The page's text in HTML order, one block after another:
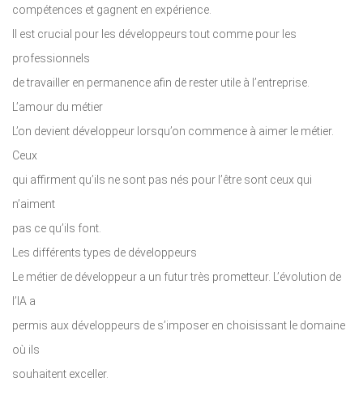
compétences et gagnent en expérience.
Il est crucial pour les développeurs tout comme pour les
professionnels
de travailler en permanence afin de rester utile à l’entreprise.
L’amour du métier
L’on devient développeur lorsqu’on commence à aimer le métier.
Ceux
qui affirment qu’ils ne sont pas nés pour l’être sont ceux qui
n’aiment
pas ce qu’ils font.
Les différents types de développeurs
Le métier de développeur a un futur très prometteur. L’évolution de
l’IA a
permis aux développeurs de s’imposer en choisissant le domaine
où ils
souhaitent exceller.